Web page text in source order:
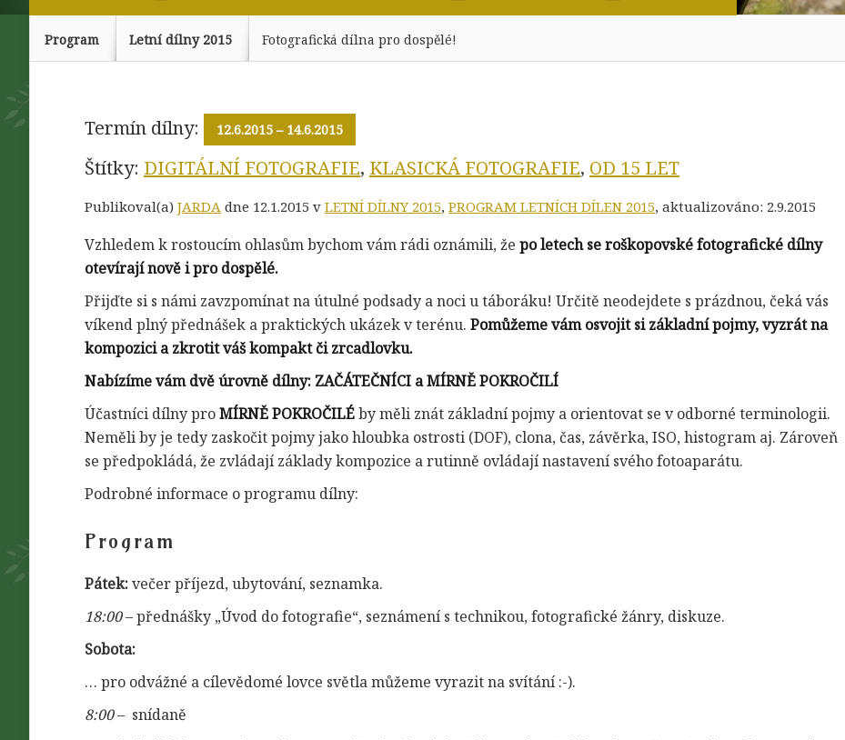
Program Letní dílny 2015 Fotografická dílna pro dospělé!
Termín dílny: 12.6.2015 – 14.6.2015
Štítky: DIGITÁLNÍ FOTOGRAFIE, KLASICKÁ FOTOGRAFIE, OD 15 LET
Publikoval(a) JARDA dne 12.1.2015 v LETNÍ DÍLNY 2015, PROGRAM LETNÍCH DÍLEN 2015, aktualizováno: 2.9.2015
Vzhledem k rostoucím ohlasům bychom vám rádi oznámili, že po letech se roškopovské fotografické dílny
otevírají nově i pro dospělé.
Přijďte si s námi zavzpomínat na útulné podsady a noci u táboráku! Určitě neodejdete s prázdnou, čeká vás
víkend plný přednášek a praktických ukázek v terénu. Pomůžeme vám osvojit si základní pojmy, vyzrát na
kompozici a zkrotit váš kompakt či zrcadlovku.
Nabízíme vám dvě úrovně dílny: ZAČÁTEČNÍCI a MÍRNĚ POKROČILÍ
Účastníci dílny proMÍRNĚ POKROČILÉby měli znát základní pojmy a orientovat se v odborné terminologii.
Neměli by je tedy zaskočit pojmy jako hloubka ostrosti (DOF), clona, čas, závěrka, ISO, histogram aj. Zároveň
se předpokládá, že zvládají základy kompozice a rutinně ovládají nastavení svého fotoaparátu.
Podrobné informace o programu dílny:
Program
Pátek:večer příjezd, ubytování, seznamka.
18:00– přednášky „Úvod do fotografie“, seznámení s technikou, fotografické žánry, diskuze.
Sobota:
… pro odvážné a cílevědomé lovce světla můžeme vyrazit na svítání :-).
8:00– snídaně